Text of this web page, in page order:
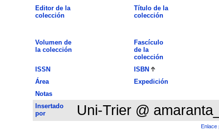
Editor de la
colección
Título de la
colección
Volumen de
la colección
Fascículo
de la
colección
ISSN
ISBN
Área
Expedición
Notas
Insertado
por
Uni-Trier @
Enlace